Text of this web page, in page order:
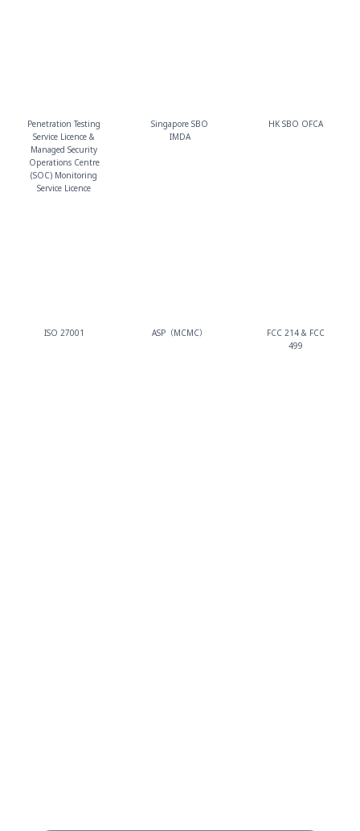
Penetration Testing
Service Licence &
Managed Security
Operations Centre
(SOC) Monitoring
Service Licence
Singapore SBO
IMDA
HK SBO OFCA
ISO 27001 ASP（MCMC）
FCC 214 & FCC
499